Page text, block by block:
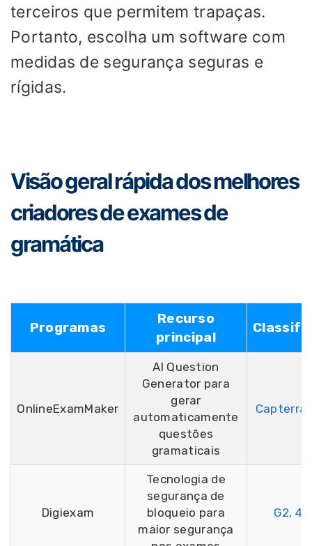
terceiros que permitem trapaças.
Portanto, escolha um software com
medidas de segurança seguras e
rígidas.
Visão geral rápida dos melhores
criadores de exames de
gramática
Programas
Recurso
principal
OnlineExamMaker
AI Question
Generator para
gerar
automaticamente
questões
gramaticais
Digiexam
Tecnologia de
segurança de
bloqueio para
maior segurança
G2,